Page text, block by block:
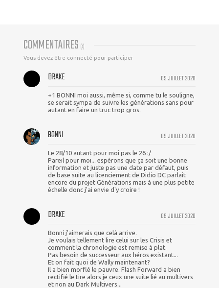
COMMENTAIRES (4)
Vous devez être connecté pour participer
09 JUILLET 2020
DRAKE
+1 BONNI moi aussi, même si, comme tu le souligne,
se serait sympa de suivre les générations sans pour
autant en faire un truc trop gros.
09 JUILLET 2020
BONNI
Le 28/10 autant pour moi pas le 26 :/
Pareil pour moi... espérons que ça soit une bonne
information et juste pas une date par défaut, puis
de base suite au licenciement de Didio DC parlait
encore du projet Générations mais à une plus petite
échelle donc j'ai envie d'y croire !
09 JUILLET 2020
DRAKE
Bonni j'aimerais que celà arrive.
Je voulais tellement lire celui sur les Crisis et
comment la chronologie est remise à plat.
Pas besoin de successeur aux héros existant...
Et on fait quoi de Wally maintenant?
Il a bien morflé le pauvre. Flash Forward a bien
rectifié le tire alors je ceux une suite lié au multivers
et non au Dark Multivers...